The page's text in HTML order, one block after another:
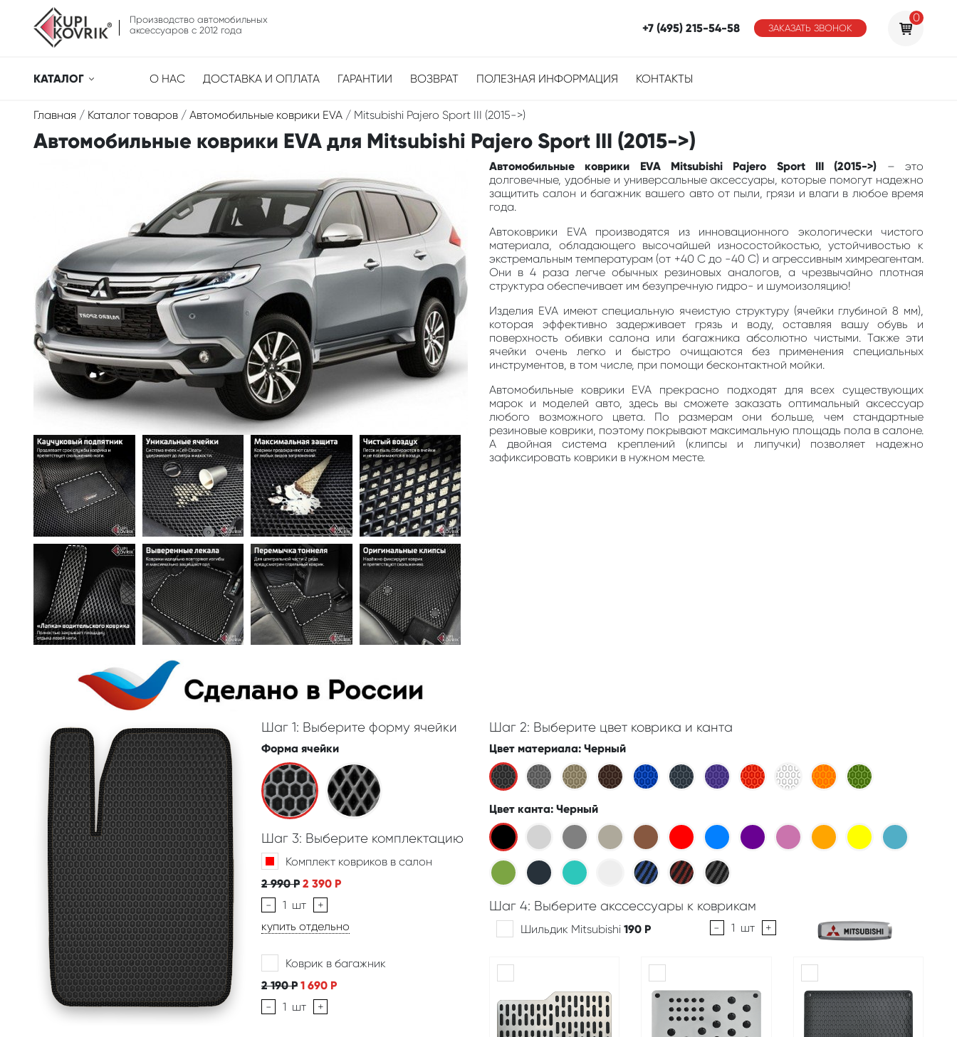
Производство автомобильных
аксессуаров с 2012 года
+7 (495) 215-54-58 ЗАКАЗАТЬ ЗВОНОК
0
КАТАЛОГ О НАС ДОСТАВКА И ОПЛАТА ГАРАНТИИ ВОЗВРАТ ПОЛЕЗНАЯ ИНФОРМАЦИЯ КОНТАКТЫ
Главная / Каталог товаров / Автомобильные коврики EVA / Mitsubishi Pajero Sport III (2015->)
Автомобильные коврики EVA для Mitsubishi Pajero Sport III (2015->)
Автомобильные коврики EVA Mitsubishi Pajero Sport III (2015->) – это
долговечные, удобные и универсальные аксессуары, которые помогут надежно
защитить салон и багажник вашего авто от пыли, грязи и влаги в любое время
года.
Автоковрики EVA производятся из инновационного экологически чистого
материала, обладающего высочайшей износостойкостью, устойчивостью к
экстремальным температурам (от +40 С до -40 С) и агрессивным химреагентам.
Они в 4 раза легче обычных резиновых аналогов, а чрезвычайно плотная
структура обеспечивает им безупречную гидро- и шумоизоляцию!
Изделия EVA имеют специальную ячеистую структуру (ячейки глубиной 8 мм),
которая эффективно задерживает грязь и воду, оставляя вашу обувь и
поверхность обивки салона или багажника абсолютно чистыми. Также эти
ячейки очень легко и быстро очищаются без применения специальных
инструментов, в том числе, при помощи бесконтактной мойки.
Автомобильные коврики EVA прекрасно подходят для всех существующих
марок и моделей авто, здесь вы сможете заказать оптимальный аксессуар
любого возможного цвета. По размерам они больше, чем стандартные
резиновые коврики, поэтому покрывают максимальную площадь пола в салоне.
А двойная система креплений (клипсы и липучки) позволяет надежно
зафиксировать коврики в нужном месте.
Шаг 1: Выберите форму ячейки
Форма ячейки
Шаг 3: Выберите комплектацию
Комплект ковриков в салон
2 990Р 2 390 Р
-
1 шт
+
купить отдельно
Коврик в багажник
2 190Р 1 690 Р
-
1 шт +
Шаг 2: Выберите цвет коврика и канта
Цвет материала: Черный
Цвет канта: Черный
Шаг 4: Выберите акссессуары к коврикам
Шильдик Mitsubishi 190 Р - 1 шт +